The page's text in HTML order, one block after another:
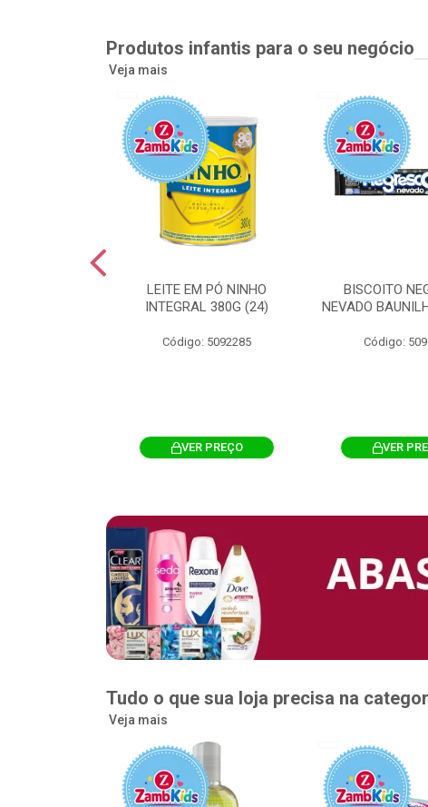
Produtos infantis para o seu negócio
Veja mais
LEITE EM PÓ NINHO
INTEGRAL 380G (24)
Código: 5092285
VER PREÇO
BISCOITO
NEVADO
Código:
VER
Tudo o que sua loja precisa na
Veja mais